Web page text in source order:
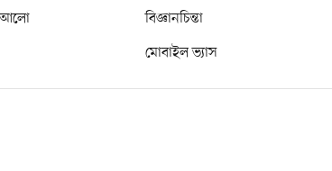
আলো বিজ্ঞানচিন্তা
মোবাইল ভ্যাস